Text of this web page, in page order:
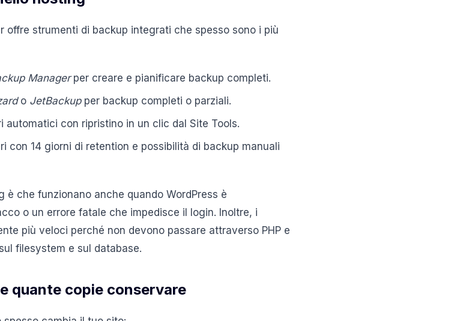
offre strumenti di backup integrati che spesso sono i più
Managerper creare e pianificare backup completi.
o JetBackupper backup completi o parziali.
automatici con ripristino in un clic dal Site Tools.
con 14 giorni di retention e possibilità di backup manuali
è che funzionano anche quando WordPress è
o un errore fatale che impedisce il login. Inoltre, i
più veloci perché non devono passare attraverso PHP e
filesystem e sul database.
quante copie conservare